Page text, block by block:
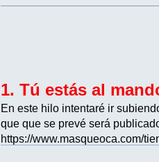
1. Tú estás al
En este hilo intentaré ir
que que se prevé será
https://www.masqueoca.com/